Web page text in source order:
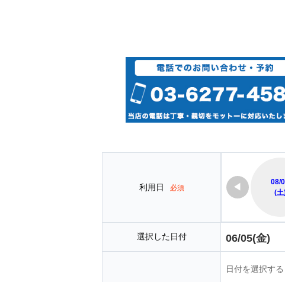
利用日 必須 ◀
08/
(土
選択した日付 06/05(金)
日付を選択す